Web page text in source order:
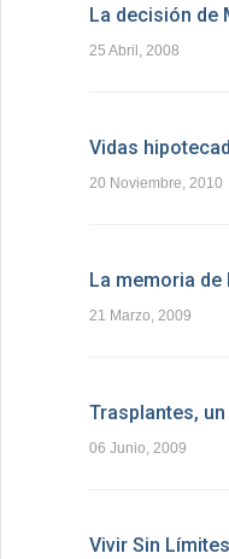
La decisión de
25 Abril, 2008
Vidas
20 Noviembre, 2010
La memoria de
21 Marzo, 2009
Trasplantes,
06 Junio, 2009
Vivir Sin Límites